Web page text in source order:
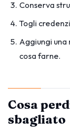
Conserva
Togli
Aggiungi
cosa farne.
Cosa
sbagliato